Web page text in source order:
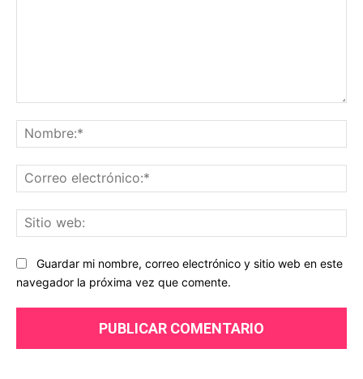
Guardar mi nombre, correo electrónico y sitio web en este
navegador la próxima vez que comente.